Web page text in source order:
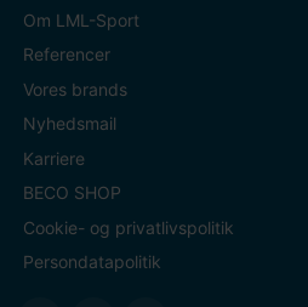
Om LML-Sport
Referencer
Vores brands
Nyhedsmail
Karriere
BECO SHOP
Cookie- og privatlivspolitik
Persondatapolitik